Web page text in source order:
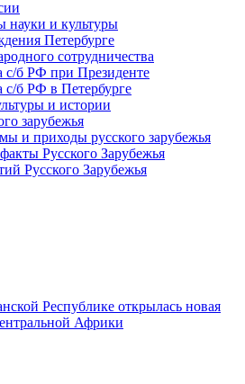
науки и культуры
Петербурге
сотрудничества
с/б РФ при Президенте
с/б РФ в Петербурге
и истории
зарубежья
и приходы русского зарубежья
Русского Зарубежья
Русского Зарубежья
Республике открылась новая
Африки